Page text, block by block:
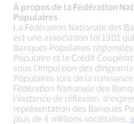
À propos de la Fédération
Populaires
La Fédération Nationale des
est une association loi 1901
Banques Populaires
Populaire et le Crédit
sous l’impulsion des
Populaires lors de la
Fédération Nationale des
l’instance de réflexion,
représentation des Banques
plus de 4 millions sociétaires.